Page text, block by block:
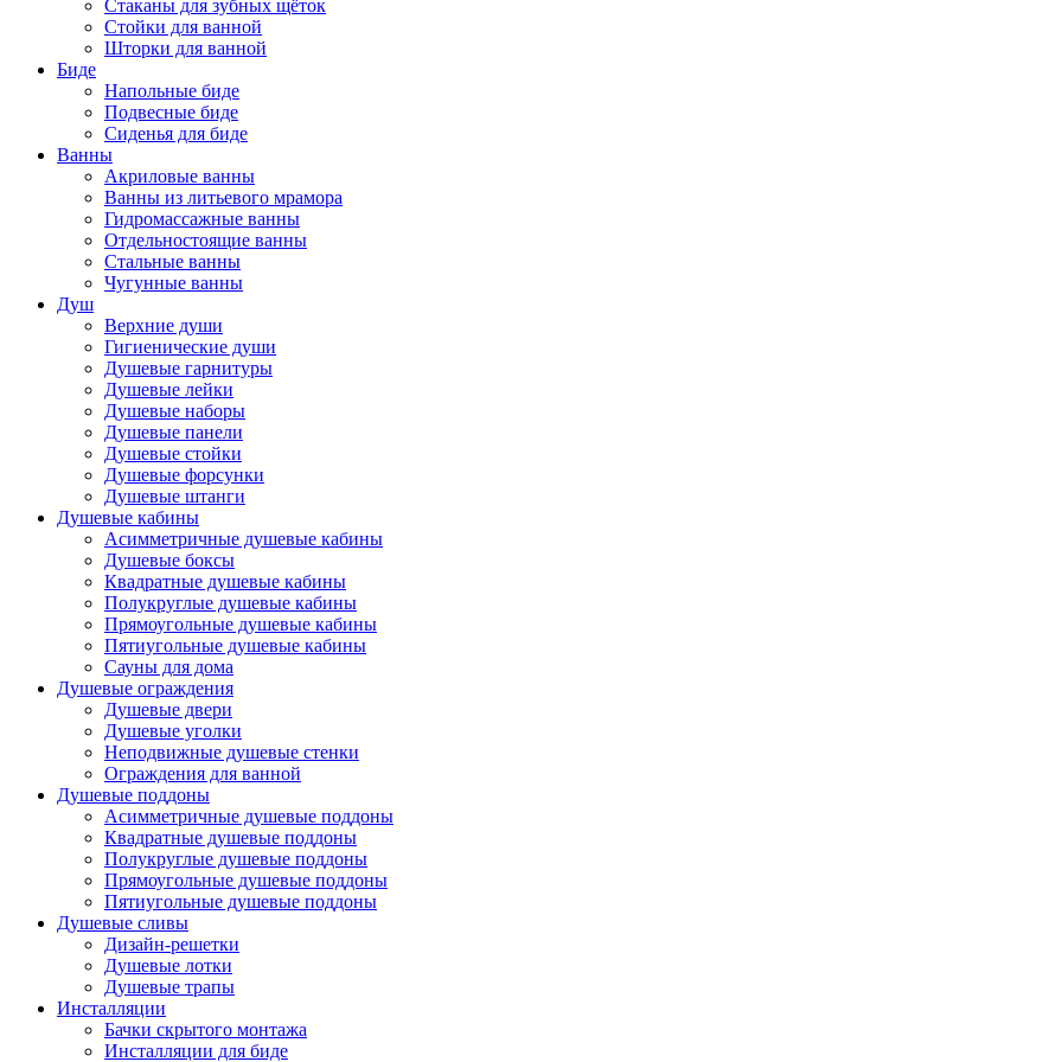
Стаканы для зубных щёток
Стойки для ванной
Шторки для ванной
Биде
Напольные биде
Подвесные биде
Сиденья для биде
Ванны
Акриловые ванны
Ванны из литьевого мрамора
Гидромассажные ванны
Отдельностоящие ванны
Стальные ванны
Чугунные ванны
Душ
Верхние души
Гигиенические души
Душевые гарнитуры
Душевые лейки
Душевые наборы
Душевые панели
Душевые стойки
Душевые форсунки
Душевые штанги
Душевые кабины
Асимметричные душевые кабины
Душевые боксы
Квадратные душевые кабины
Полукруглые душевые кабины
Прямоугольные душевые кабины
Пятиугольные душевые кабины
Сауны для дома
Душевые ограждения
Душевые двери
Душевые уголки
Неподвижные душевые стенки
Ограждения для ванной
Душевые поддоны
Асимметричные душевые поддоны
Квадратные душевые поддоны
Полукруглые душевые поддоны
Прямоугольные душевые поддоны
Пятиугольные душевые поддоны
Душевые сливы
Дизайн-решетки
Душевые лотки
Душевые трапы
Инсталляции
Бачки скрытого монтажа
Инсталляции для биде